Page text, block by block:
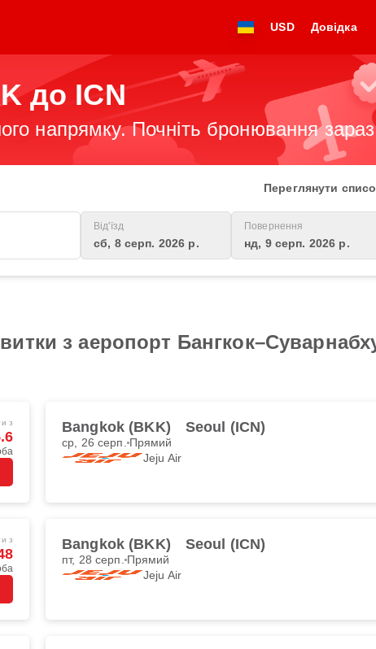
USD Довідка
до ICN
напрямку. Почніть бронювання
Переглянути
Від'їзд
сб, 8 серп. 2026 р.
Повернення
нд, 9 серп. 2026 р.
з аеропорт
з Bangkok (BKK) Seoul (ICN)
ср, 26 серп. Прямий
Jeju Air
з Bangkok (BKK) Seoul (ICN)
пт, 28 серп. Прямий
Jeju Air